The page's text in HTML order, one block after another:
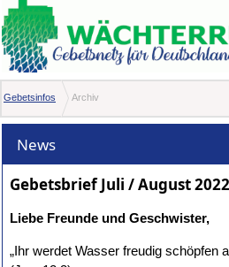
Gebetsinfos Archiv
News
Gebetsbrief Juli / August 2022
Liebe Freunde und Geschwister,
„Ihr werdet Wasser freudig schöpfen